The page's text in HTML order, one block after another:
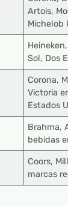
Artois,
Michelob
Sol, Dos
Corona,
Victoria
Estados
Brahma,
bebidas
Coors,
marcas